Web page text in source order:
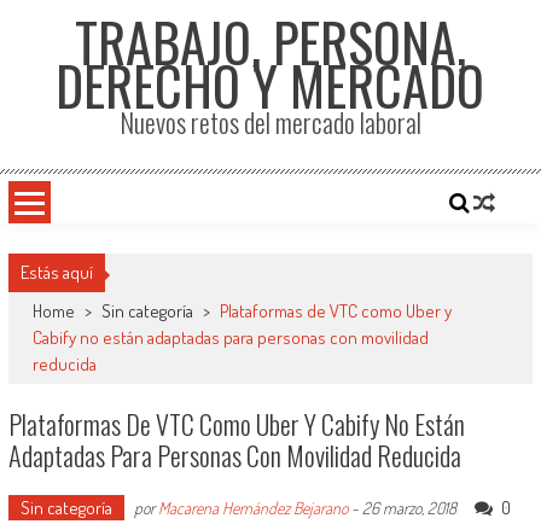
TRABAJO, PERSONA,
DERECHO Y MERCADO
Nuevos retos del mercado laboral
Estás aquí
Home > Sin categoría > Plataformas de VTC como Uber y
Cabify no están adaptadas para personas con movilidad
reducida
Plataformas De VTC Como Uber Y Cabify No Están
Adaptadas Para Personas Con Movilidad Reducida
Sin categoría porMacarena Hernández Bejarano- 26 marzo, 2018 0